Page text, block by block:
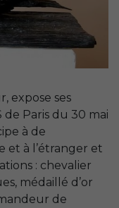
expose ses
de Paris du 30 mai
à de
et à l’étranger et
: chevalier
médaillé d’or
de